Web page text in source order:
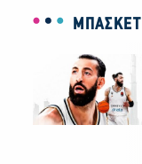
ΜΠΑΣΚΕΤ